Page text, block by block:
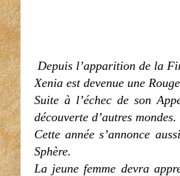
Depuis l’apparition de la
Xenia est devenue une
Suite à l’échec de son
découverte d’autres mondes.
Cette année s’annonce
Sphère.
La jeune femme devra